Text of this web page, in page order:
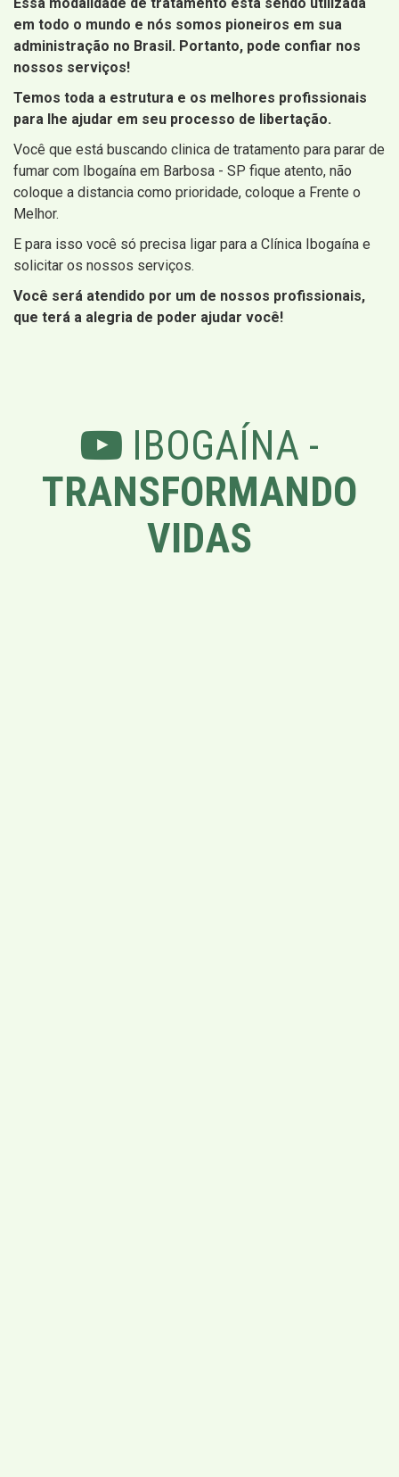
Essa modalidade de tratamento está sendo utilizada
em todo o mundo e nós somos pioneiros em sua
administração no Brasil. Portanto, pode confiar nos
nossos serviços!
Temos toda a estrutura e os melhores profissionais
para lhe ajudar em seu processo de libertação.
Você que está buscando clinica de tratamento para parar de
fumar com Ibogaína em Barbosa - SP fique atento, não
coloque a distancia como prioridade, coloque a Frente o
Melhor.
E para isso você só precisa ligar para a Clínica Ibogaína e
solicitar os nossos serviços.
Você será atendido por um de nossos profissionais,
que terá a alegria de poder ajudar você!
IBOGAÍNA -
TRANSFORMANDO
VIDAS